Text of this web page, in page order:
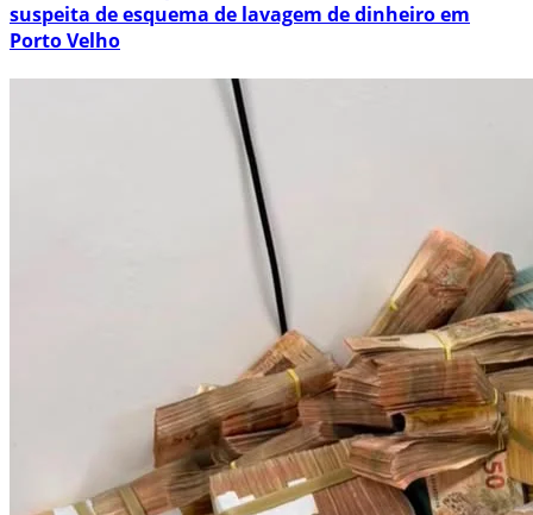
suspeita de esquema de lavagem de dinheiro em
Porto Velho